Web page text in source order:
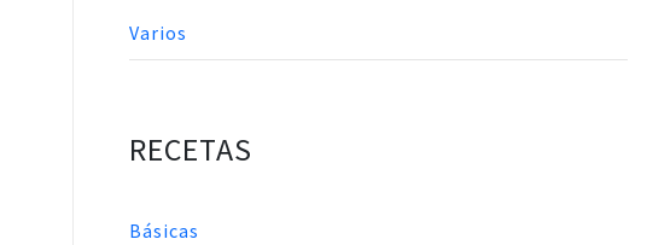
Varios
RECETAS
Básicas